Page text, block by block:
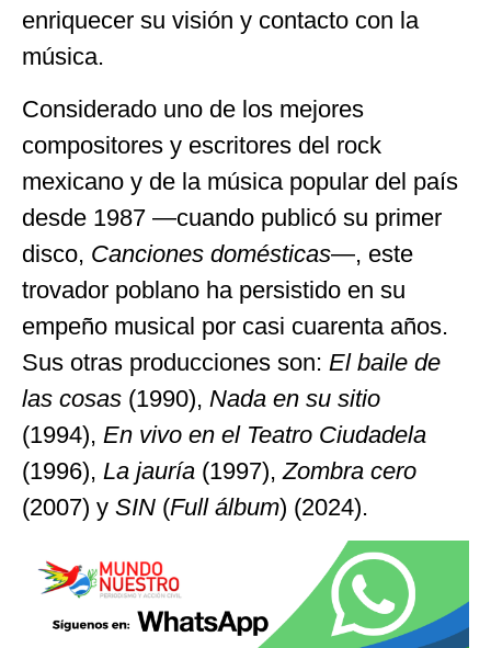
enriquecer su visión y contacto con la
música.
Considerado uno de los mejores
compositores y escritores del rock
mexicano y de la música popular del país
desde 1987 —cuando publicó su primer
disco, Canciones domésticas—, este
trovador poblano ha persistido en su
empeño musical por casi cuarenta años.
Sus otras producciones son: El baile de
las cosas (1990), Nada en su sitio
(1994), En vivo en el Teatro Ciudadela
(1996), La jauría (1997),Zombra cero
(2007) y SIN (Full álbum) (2024).